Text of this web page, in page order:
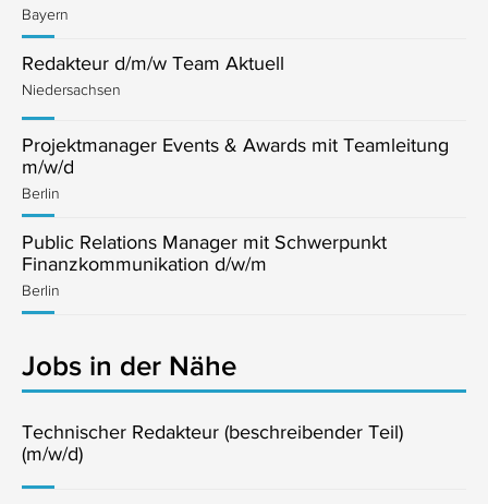
Bayern
Redakteur d/m/w Team Aktuell
Niedersachsen
Projektmanager Events & Awards mit Teamleitung
m/w/d
Berlin
Public Relations Manager mit Schwerpunkt
Finanzkommunikation d/w/m
Berlin
Jobs in der Nähe
Technischer Redakteur (beschreibender Teil)
(m/w/d)